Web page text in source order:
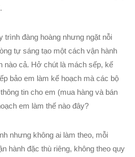
trình đàng hoàng nhưng ngặt nỗi
tự sáng tạo một cách vận hành
nào cả. Hở chút là mách sếp, kế
bảo em làm kế hoạch mà các bộ
tin cho em (mua hàng và bán
em làm thế nào đây?
nhưng không ai làm theo, mỗi
hành đặc thù riêng, không theo quy